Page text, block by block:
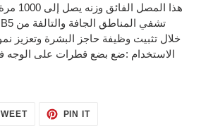
هذا
خلال تثبيت وظيفة حاجز البشرة وتعزيز
الاستخدام :ضع بضع قطرات على الوجه
TWEET PIN ITPIN